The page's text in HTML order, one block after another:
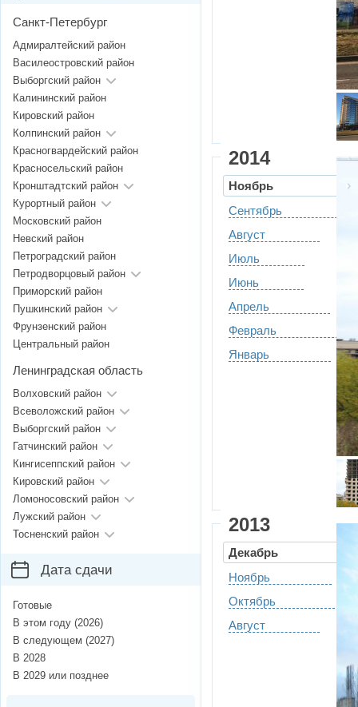
2014
Ноябрь
Сентябрь
Август
Июль
Июнь
Апрель
Февраль
Январь
2013
Декабрь
Ноябрь
Октябрь
Август
Санкт-Петербург
Адмиралтейский район
Василеостровский район
Выборгский район
Калининский район
Кировский район
Колпинский район
Красногвардейский район
Красносельский район
Кронштадтский район
Курортный район
Московский район
Невский район
Петроградский район
Петродворцовый район
Приморский район
Пушкинский район
Фрунзенский район
Центральный район
Ленинградская область
Волховский район
Всеволожский район
Выборгский район
Гатчинский район
Кингисеппский район
Кировский район
Ломоносовский район
Лужский район
Тосненский район
Дата сдачи
Готовые
В этом году (2026)
В следующем (2027)
В 2028
В 2029 или позднее